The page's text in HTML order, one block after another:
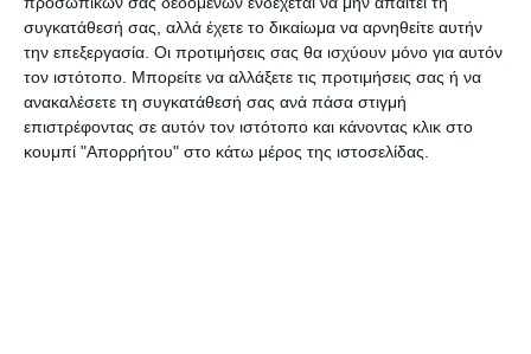
συγκατάθεσή σας, αλλά έχετε το δικαίωμα να αρνηθείτε αυτήν
την επεξεργασία. Οι προτιμήσεις σας θα ισχύουν μόνο για αυτόν
τον ιστότοπο. Μπορείτε να αλλάξετε τις προτιμήσεις σας ή να
ανακαλέσετε τη συγκατάθεσή σας ανά πάσα στιγμή
επιστρέφοντας σε αυτόν τον ιστότοπο και κάνοντας κλικ στο
κουμπί "Απορρήτου" στο κάτω μέρος της ιστοσελίδας.
άνθρωπο και να του δώσει ένα σχοινί, ώστε να
δεθεί προσωρινά για να μην πέσει.
Στην συνέχεια, έφτασαν στο Ναυάγιο οι
Αντιδήμαρχοι αλλά και η Πολιτική Προστασία